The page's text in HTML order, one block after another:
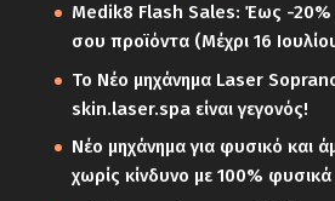
Medik8 Flash Sales: Έως -20%
σου προϊόντα (Μέχρι 16
Το Νέο μηχάνημα Laser
skin.laser.spa είναι γεγονός!
Νέο μηχάνημα για φυσικό και
χωρίς κίνδυνο με 100%